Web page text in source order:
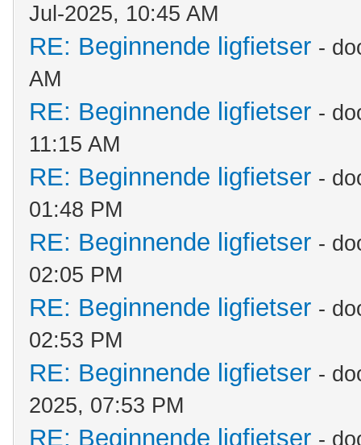
Jul-2025, 10:45 AM
RE: Beginnende ligfietser -
AM
RE: Beginnende ligfietser -
11:15 AM
RE: Beginnende ligfietser -
01:48 PM
RE: Beginnende ligfietser -
02:05 PM
RE: Beginnende ligfietser -
02:53 PM
RE: Beginnende ligfietser -
2025, 07:53 PM
RE: Beginnende ligfietser -